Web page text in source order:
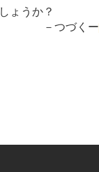
ょうか？
ー